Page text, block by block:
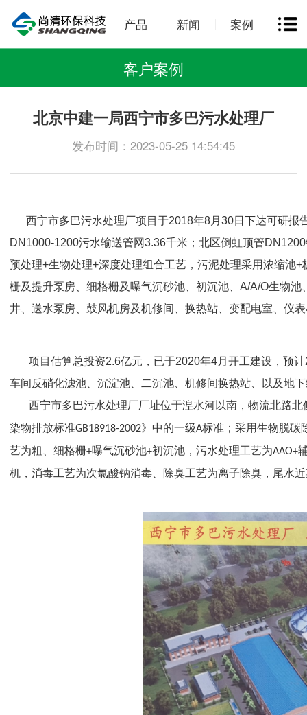
产品 新闻 案例
客户案例
北京中建一局西宁市多巴污水处理厂
发布时间：2023-05-25 14:54:45
西宁市多巴污水处理厂项目于2018年8月30日下达可研报
DN1000-1200污水输送管网3.36千米；北区倒虹顶管
预处理+生物处理+深度处理组合工艺，污泥处理采用浓缩池
栅及提升泵房、细格栅及曝气沉砂池、初沉池、A/A/O生物
井、送水泵房、鼓风机房及机修间、换热站、变配电室、仪
项目估算总投资2.6亿元，已于2020年4月开工建设，预计
车间反硝化滤池、沉淀池、二沉池、机修间换热站、以及地
西宁市多巴污水处理厂厂址位于湟水河以南，物流北路北
染物排放标准GB18918-2002》中的一级A标准；采用生物脱碳
艺为粗、细格栅+曝气沉砂池+初沉池，污水处理工艺为AAO+
机，消毒工艺为次氯酸钠消毒、除臭工艺为离子除臭，尾水